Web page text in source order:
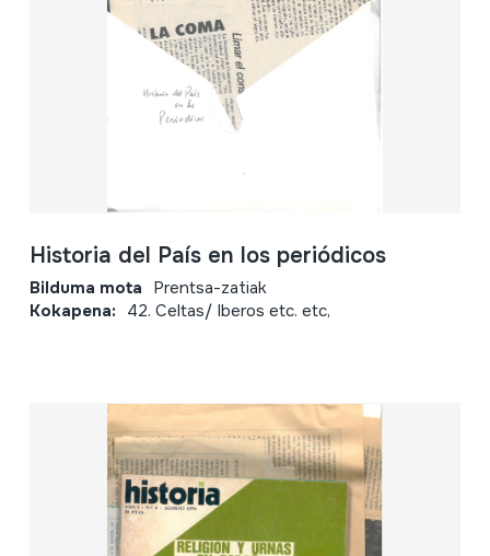
Historia del País en los periódicos
Bilduma mota Prentsa-zatiak
Kokapena: 42. Celtas/ Iberos etc. etc,